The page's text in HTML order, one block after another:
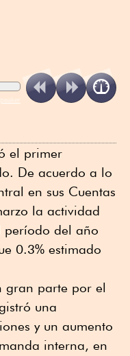
el primer
De acuerdo a lo
en sus Cuentas
la actividad
período del año
0.3% estimado
gran parte por el
una
y un aumento
interna, en